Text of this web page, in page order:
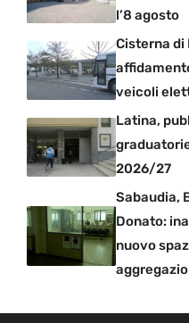
l’8 agosto
Cisterna di
veicoli
Latina,
2026/27
Sabaudia,
Donato:
nuovo